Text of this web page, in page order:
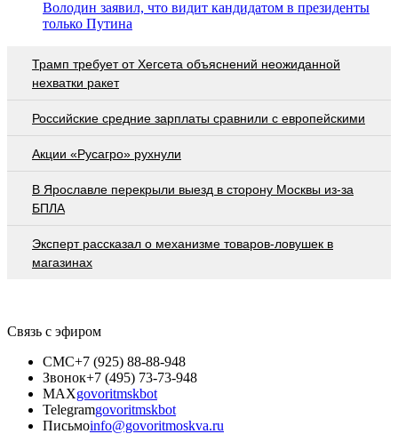
Володин заявил, что видит кандидатом в президенты
только Путина
Трамп требует от Хегсета объяснений неожиданной
нехватки ракет
Российские средние зарплаты сравнили с европейскими
Акции «Русагро» рухнули
В Ярославле перекрыли выезд в сторону Москвы из-за
БПЛА
Эксперт рассказал о механизме товаров-ловушек в
магазинах
Связь с эфиром
СМС+7 (925) 88-88-948
Звонок+7 (495) 73-73-948
MAXgovoritmskbot
Telegramgovoritmskbot
Письмоinfo@govoritmoskva.ru